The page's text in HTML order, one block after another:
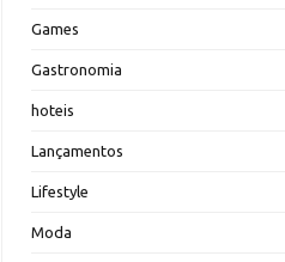
Games
Gastronomia
hoteis
Lançamentos
Lifestyle
Moda